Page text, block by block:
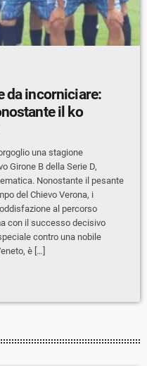
da incorniciare:
il ko
una stagione
Girone B della Serie D,
Nonostante il pesante
del Chievo Verona, i
al percorso
con il successo decisivo
contro una nobile
è […]